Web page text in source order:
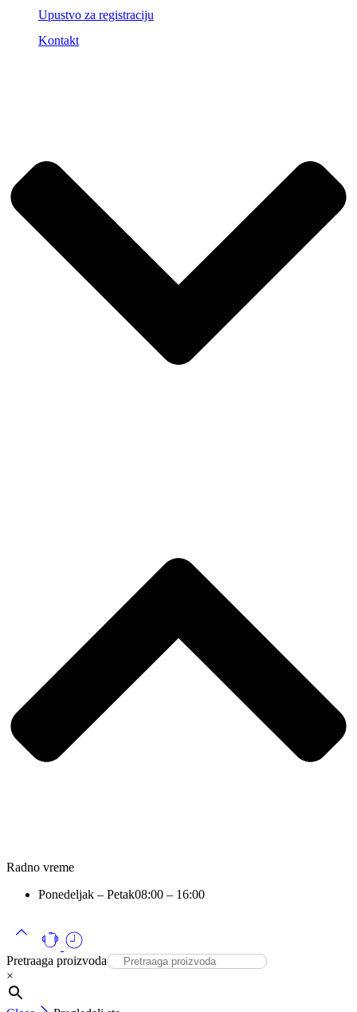
Upustvo za registraciju
Kontakt
Radno vreme
Ponedeljak – Petak08:00 – 16:00
Pretraaga proizvoda
×